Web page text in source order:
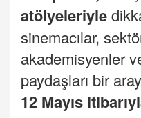
atölyeleriyle
sinemacılar,
akademisyenler
paydaşları bir
12 Mayıs